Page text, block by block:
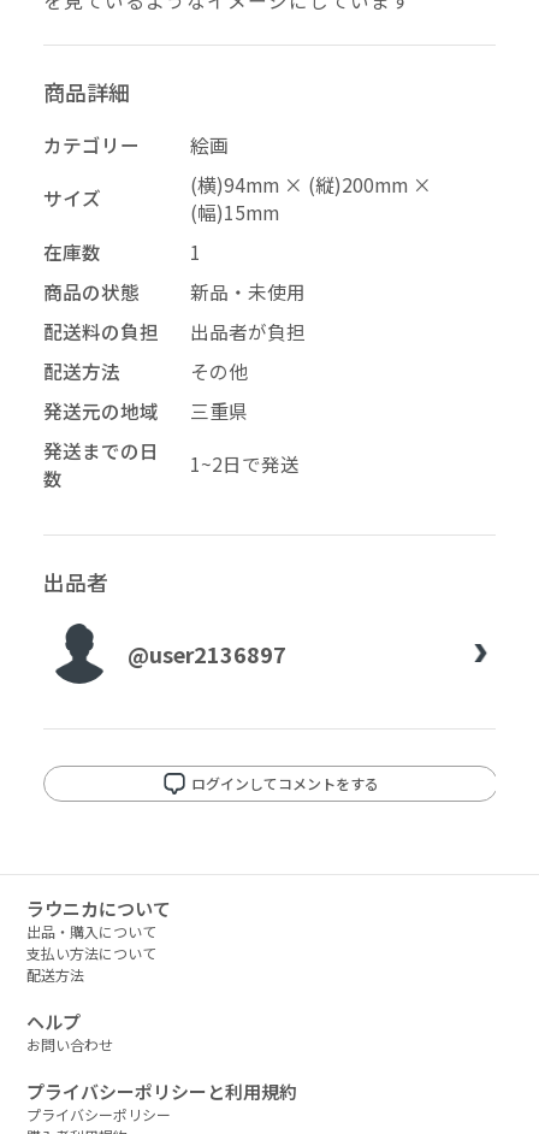
配送料の負担
投稿する
削除する
再審査する
商品詳細
カテゴリー
絵画
サイズ
(横)94mm × (縦)200mm ×
(幅)15mm
在庫数
1
商品の状態
新品・未使用
配送料の負担
出品者が負担
配送方法
その他
発送元の地域
三重県
発送までの日
数
1~2日で発送
出品者
@user2136897
ログインしてコメントをする
承認する
拒否する
ラウニカについて
出品・購入について
支払い方法について
配送方法
ヘルプ
お問い合わせ
プライバシーポリシーと利用規約
プライバシーポリシー